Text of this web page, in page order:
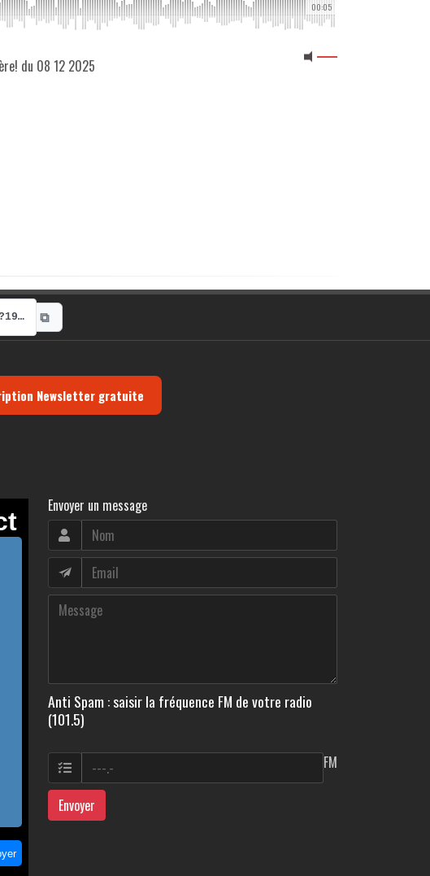
00:05
du 08 12 2025
https://radio-g.fr?19669 ⧉
Newsletter gratuite
Envoyer un message
Anti Spam : saisir la fréquence FM de votre radio
(101.5)
FM
Envoyer